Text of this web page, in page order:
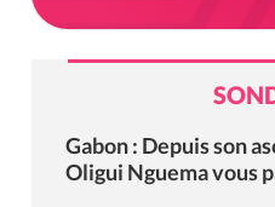
Gabon : Depuis son
Oligui Nguema vous